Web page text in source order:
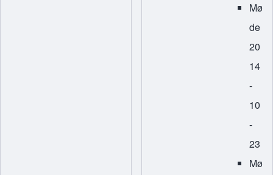
Mø
de
20
14
-
10
-
23
Mø